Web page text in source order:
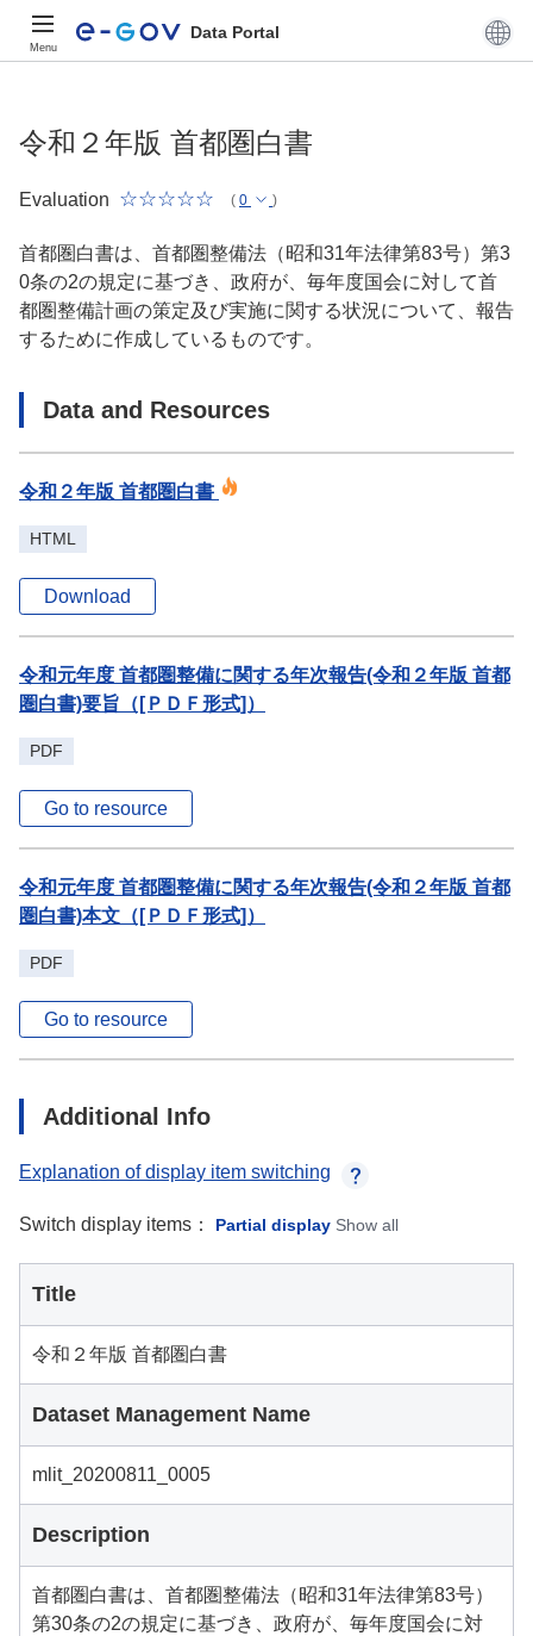
Menu
Data Portal
令和２年版 首都圏白書
Evaluation ( 0 )
首都圏白書は、首都圏整備法（昭和31年法律第83号）第3
0条の2の規定に基づき、政府が、毎年度国会に対して首
都圏整備計画の策定及び実施に関する状況について、報告
するために作成しているものです。
Data and Resources
令和２年版 首都圏白書
HTML
Download
令和元年度 首都圏整備に関する年次報告(令和２年版 首都
圏白書)要旨（[ＰＤＦ形式]）
PDF
Go to resource
令和元年度 首都圏整備に関する年次報告(令和２年版 首都
圏白書)本文（[ＰＤＦ形式]）
PDF
Go to resource
Additional Info
Explanation of display item switching
Switch display items： Partial display Show all
Title
令和２年版 首都圏白書
Dataset Management Name
mlit_20200811_0005
Description
首都圏白書は、首都圏整備法（昭和31年法律第83号）
第30条の2の規定に基づき、政府が、毎年度国会に対